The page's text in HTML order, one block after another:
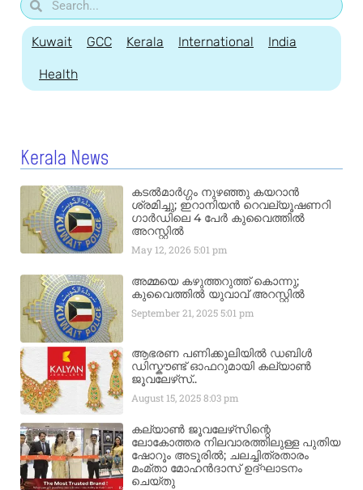
Kuwait GCC Kerala International India
Health
Kerala News
കടൽമാർഗ്ഗം നുഴഞ്ഞു കയറാൻ
ശ്രമിച്ചു; ഇറാനിയൻ റെവല്യൂഷണറി
ഗാർഡിലെ 4 പേർ കുവൈത്തിൽ
അറസ്റ്റിൽ
May 12, 20265:01 pm
അമ്മയെ കഴുത്തറുത്ത് കൊന്നു;
കുവൈത്തിൽ യുവാവ് അറസ്റ്റിൽ
September 21, 20255:01 pm
ആഭരണ പണിക്കൂലിയിൽ ഡബിൾ
ഡിസ്കൗണ്ട് ഓഫറുമായി കല്യാൺ
ജൂവലേഴ്‌സ്..
August 15, 20258:03 pm
കല്യാൺ ജൂവലേഴ്‌സിന്റെ
ലോകോത്തര നിലവാരത്തിലുള്ള പുതിയ
ഷോറൂം അടൂരിൽ; ചലച്ചിത്രതാരം
മംമ്താ മോഹൻദാസ് ഉദ്ഘാടനം
ചെയ്‌തു